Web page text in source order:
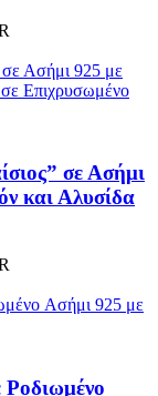
σε Ασήμι
και Αλυσίδα
Ροδιωμένο